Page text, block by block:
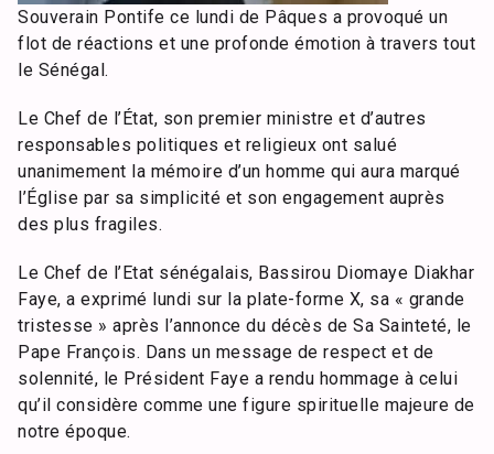
Souverain Pontife ce lundi de Pâques a provoqué un
flot de réactions et une profonde émotion à travers tout
le Sénégal.
Le Chef de l’État, son premier ministre et d’autres
responsables politiques et religieux ont salué
unanimement la mémoire d’un homme qui aura marqué
l’Église par sa simplicité et son engagement auprès
des plus fragiles.
Le Chef de l’Etat sénégalais, Bassirou Diomaye Diakhar
Faye, a exprimé lundi sur la plate-forme X, sa « grande
tristesse » après l’annonce du décès de Sa Sainteté, le
Pape François. Dans un message de respect et de
solennité, le Président Faye a rendu hommage à celui
qu’il considère comme une figure spirituelle majeure de
notre époque.